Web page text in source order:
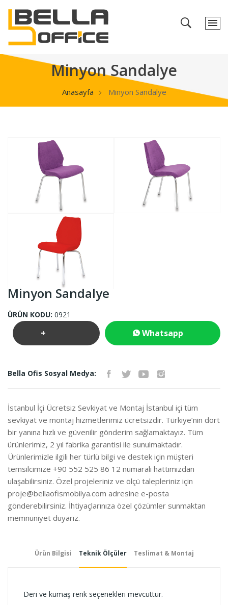
Minyon Sandalye
Anasayfa Minyon Sandalye
Minyon Sandalye
ÜRÜN KODU: 0921
+ Whatsapp
Bella Ofis Sosyal Medya:
İstanbul İçi Ücretsiz Sevkiyat ve Montaj İstanbul içi tüm
sevkiyat ve montaj hizmetlerimiz ücretsizdir. Türkiye’nin dört
bir yanına hızlı ve güvenilir gönderim sağlamaktayız. Tüm
ürünlerimiz, 2 yıl fabrika garantisi ile sunulmaktadır.
Ürünlerimizle ilgili her türlü bilgi ve destek için müşteri
temsilcimize +90 552 525 86 12 numaralı hattımızdan
ulaşabilirsiniz. Özel projeleriniz ve ölçü talepleriniz için
proje@bellaofismobilya.com adresine e-posta
gönderebilirsiniz. İhtiyaçlarınıza özel çözümler sunmaktan
memnuniyet duyarız.
Ürün Bilgisi Teknik Ölçüler Teslimat & Montaj
Deri ve kumaş renk seçenekleri mevcuttur.